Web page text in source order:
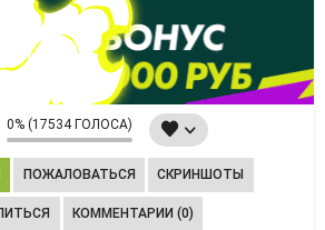
0% (17534 ГОЛОСА)
ПОЖАЛОВАТЬСЯ СКРИНШОТЫ
КОММЕНТАРИИ (0)